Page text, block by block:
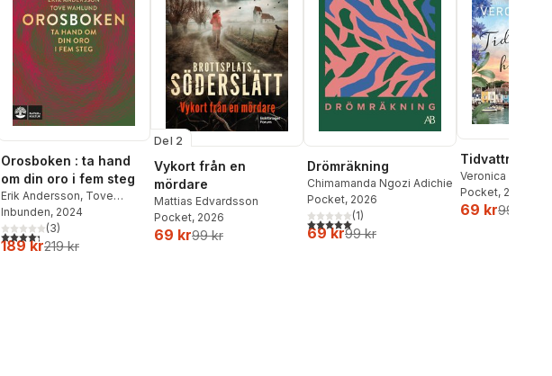
Orosboken : ta hand
om din oro i fem steg
Erik Andersson, Tove
Wahlund
Inbunden, 2024
4,3utav 5 stjärnor. Totalt antal röster:
(3)
189 kr219 kr
Del 2
Vykort från en
mördare
Mattias Edvardsson
Pocket, 2026
69 kr99 kr
Drömräkning
Chimamanda Ngozi Adichie
Pocket, 2026
5,0utav 5 stjärnor. Totalt antal röster:
(1)
69 kr99 kr
Tidvattnets
Veronica Henry
Pocket, 2026
69 kr99 kr